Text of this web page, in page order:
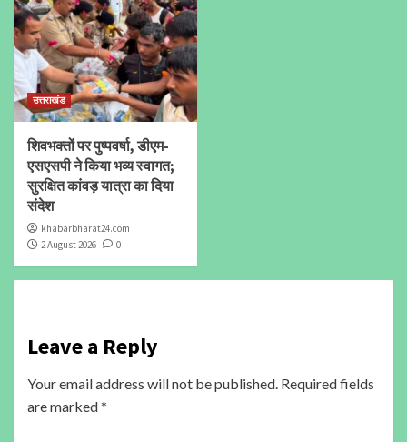
उत्तराखंड
शिवभक्तों पर पुष्पवर्षा, डीएम-
एसएसपी ने किया भव्य स्वागत;
सुरक्षित कांवड़ यात्रा का दिया
संदेश
khabarbharat24.com
2 August 2026
0
Leave a Reply
Your email address will not be published. Required fields
are marked*